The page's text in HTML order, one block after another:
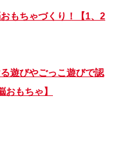
もちゃづくり！【1、2
遊びやごっこ遊びで認
もちゃ】